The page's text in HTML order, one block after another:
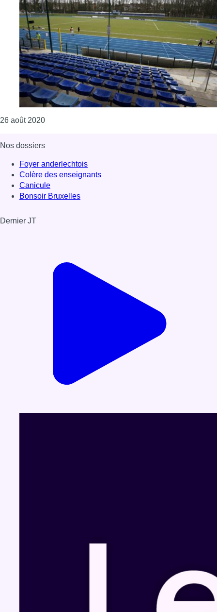
26 août 2020Consulter l'article "Les Communautés
Nos dossiers
Foyer anderlechtois
Colère des enseignants
Canicule
Bonsoir Bruxelles
Dernier JT